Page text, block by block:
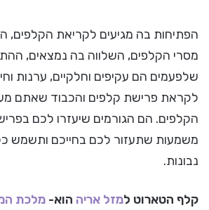
הפתיחות בה מגיעים לקריאת הקלפים,
מסרי הקלפים, השלווה בה נמצאים,
שלפעמים הם עקיפים וחלקיים, ערנות
לקראת פרישת קלפים והכבוד שאתם
הקלפים. הם הגורמים שיעזרו לכם
משמעות שתעזור לכם בחייכם ותשמש
נבונות.
קלף הטארוט למזל אריה הוא- מלכת